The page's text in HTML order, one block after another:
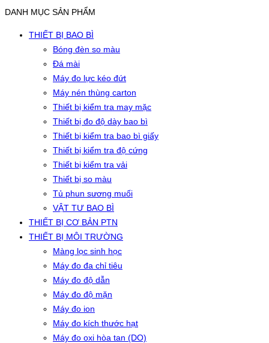
DANH MỤC SẢN PHẨM
THIẾT BỊ BAO BÌ
Bóng đèn so màu
Đá mài
Máy đo lực kéo đứt
Máy nén thùng carton
Thiết bị kiểm tra may mặc
Thiết bị đo độ dày bao bì
Thiết bị kiểm tra bao bì giấy
Thiết bị kiểm tra độ cứng
Thiết bị kiểm tra vải
Thiết bị so màu
Tủ phun sương muối
VẬT TƯ BAO BÌ
THIẾT BỊ CƠ BẢN PTN
THIẾT BỊ MÔI TRƯỜNG
Màng lọc sinh học
Máy đo đa chỉ tiêu
Máy đo độ dẫn
Máy đo độ mặn
Máy đo ion
Máy đo kích thước hạt
Máy đo oxi hòa tan (DO)